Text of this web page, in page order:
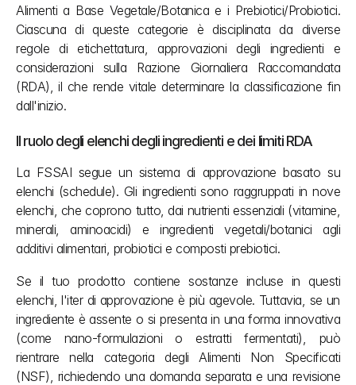
Alimenti a Base Vegetale/Botanica e i Prebiotici/Probiotici.
Ciascuna di queste categorie è disciplinata da diverse
regole di etichettatura, approvazioni degli ingredienti e
considerazioni sulla Razione Giornaliera Raccomandata
(RDA), il che rende vitale determinare la classificazione fin
dall'inizio.
Il ruolo degli elenchi degli ingredienti e dei limiti RDA
La FSSAI segue un sistema di approvazione basato su
elenchi (schedule). Gli ingredienti sono raggruppati in nove
elenchi, che coprono tutto, dai nutrienti essenziali (vitamine,
minerali, aminoacidi) e ingredienti vegetali/botanici agli
additivi alimentari, probiotici e composti prebiotici.
Se il tuo prodotto contiene sostanze incluse in questi
elenchi, l'iter di approvazione è più agevole. Tuttavia, se un
ingrediente è assente o si presenta in una forma innovativa
(come nano-formulazioni o estratti fermentati), può
rientrare nella categoria degli Alimenti Non Specificati
(NSF), richiedendo una domanda separata e una revisione